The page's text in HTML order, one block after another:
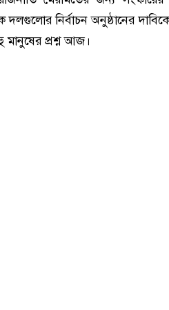
নির্বাচন অনুষ্ঠানের
মানুষের প্রশ্ন আজ।